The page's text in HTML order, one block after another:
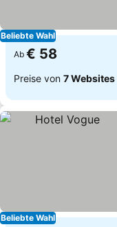
Beliebte Wahl
Ab € 58
Preise von 7 Websites
Beliebte Wahl